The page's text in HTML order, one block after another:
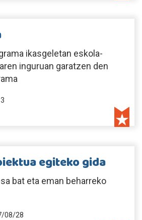
ikasgeletan eskola-
inguruan garatzen den
egiteko gida
bat eta eman beharreko
08/28